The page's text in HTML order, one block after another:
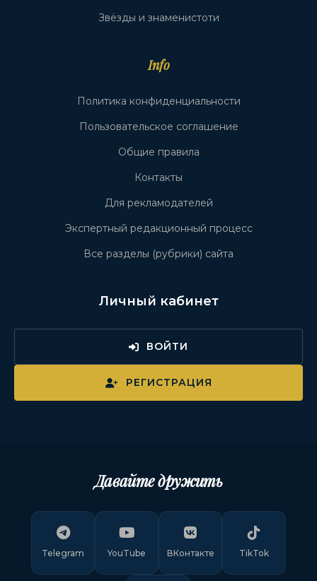
Звёзды и знаменистоти
Info
Политика конфиденциальности
Пользовательское соглашение
Общие правила
Контакты
Для рекламодателей
Экспертный редакционный процесс
Все разделы (рубрики) сайта
Личный кабинет
ВОЙТИ
РЕГИСТРАЦИЯ
Давайте дружить
Telegram YouTube ВКонтакте TikTok